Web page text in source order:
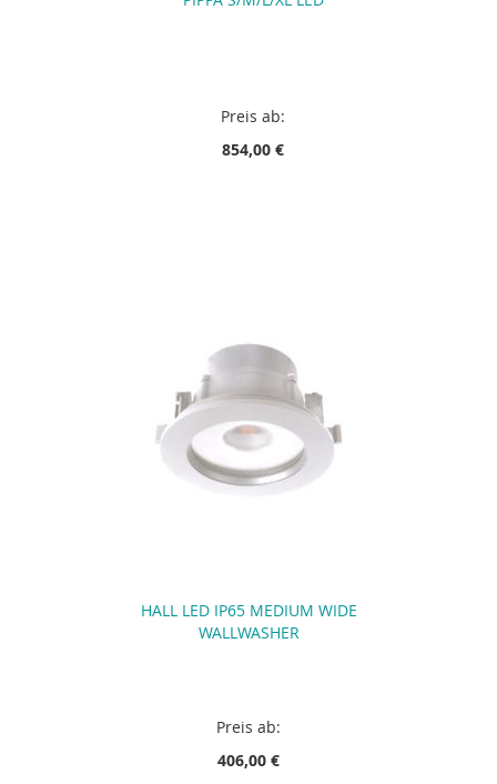
Preis ab:
854,00 €
HALL LED IP65 MEDIUM WIDE
WALLWASHER
Preis ab:
406,00 €